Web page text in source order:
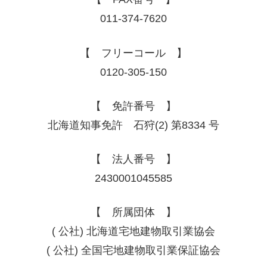
011-374-7620
【 フリーコール 】
0120-305-150
【 免許番号 】
北海道知事免許 石狩(2) 第8334 号
【 法人番号 】
2430001045585
【 所属団体 】
( 公社) 北海道宅地建物取引業協会
( 公社) 全国宅地建物取引業保証協会